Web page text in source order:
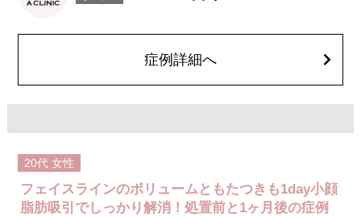
顔の脂肪吸引箇所の追加 1ヶ所ごと+162,800円(税込)
オプション：笑気麻酔 3,300円(税込)
症例詳細へ
20代 女性
フェイスラインのボリュームともたつきも1day小顔
脂肪吸引でしっかり解消！処置前と1ヶ月後の症例